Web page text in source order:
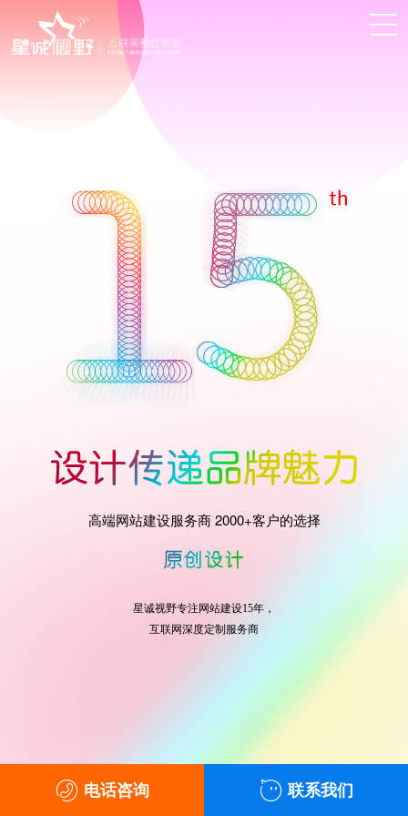
高端网站建设服务商 2000+客户的选择
星诚视野专注网站建设15年，
互联网深度定制服务商
电话咨询 联系我们